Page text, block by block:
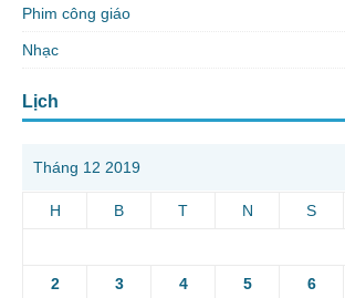
Phim công giáo
Nhạc
Lịch
Tháng 12 2019
H B T N S
2 3 4 5 6